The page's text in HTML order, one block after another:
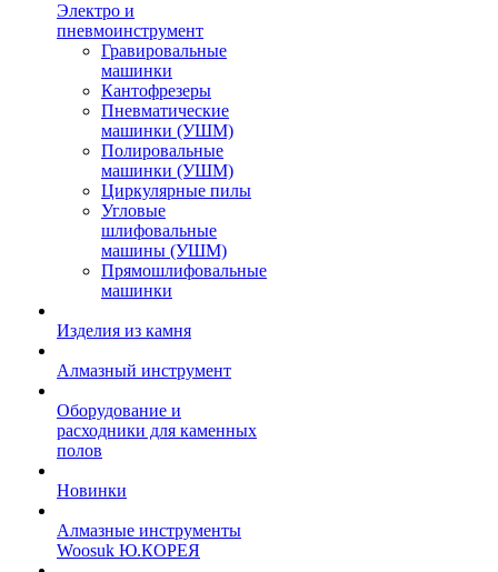
Электро и
пневмоинструмент
Гравировальные
машинки
Кантофрезеры
Пневматические
машинки (УШМ)
Полировальные
машинки (УШМ)
Циркулярные пилы
Угловые
шлифовальные
машины (УШМ)
Прямошлифовальные
машинки
Изделия из камня
Алмазный инструмент
Оборудование и
расходники для каменных
полов
Новинки
Алмазные инструменты
Woosuk Ю.КОРЕЯ